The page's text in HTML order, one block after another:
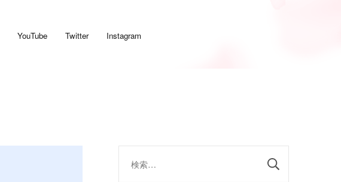
YouTube Twitter Instagram